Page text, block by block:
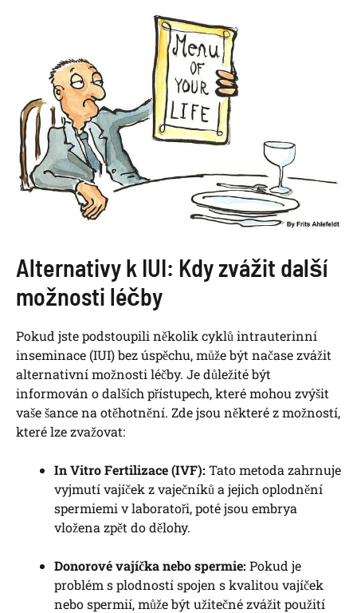
Alternativy k ⁤IUI: ⁣Kdy zvážit další
možnosti léčby
Pokud jste​ podstoupili několik cyklů intrauterinní
inseminace (IUI) bez úspěchu, ⁣může být načase zvážit
alternativní možnosti léčby. Je důležité být
informován⁢ o dalších‍ přístupech, které mohou zvýšit
vaše šance ⁤na otěhotnění.⁤ Zde jsou některé z možností,
které lze zvažovat:
In⁣ Vitro ⁢Fertilizace (IVF): Tato metoda zahrnuje⁣
vyjmutí vajíček z vaječníků a jejich oplodnění
spermiemi v laboratoři, ​poté jsou embrya
⁤vložena zpět do dělohy.
Donorové vajíčka nebo spermie: Pokud je‍
problém ⁤s plodností spojen​ s kvalitou vajíček
nebo⁣ spermií, může být užitečné zvážit použití